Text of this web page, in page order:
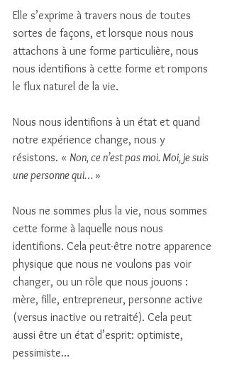
Elle s’exprime à travers nous de toutes
sortes de façons, et lorsque nous nous
attachons à une forme particulière, nous
nous identifions à cette forme et rompons
le flux naturel de la vie.
Nous nous identifions à un état et quand
notre expérience change, nous y
résistons. « Non, ce n’est pas moi. Moi, je suis
une personne qui… »
Nous ne sommes plus la vie, nous sommes
cette forme à laquelle nous nous
identifions. Cela peut-être notre apparence
physique que nous ne voulons pas voir
changer, ou un rôle que nous jouons :
mère, fille, entrepreneur, personne active
(versus inactive ou retraité). Cela peut
aussi être un état d’esprit: optimiste,
pessimiste…